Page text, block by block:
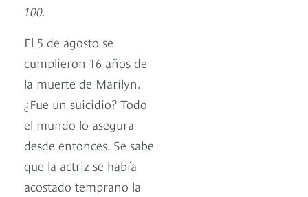
100.
El 5 de agosto se
cumplieron 16 años de
la muerte de Marilyn.
¿Fue un suicidio? Todo
el mundo lo asegura
desde entonces. Se sabe
que la actriz se había
acostado temprano la